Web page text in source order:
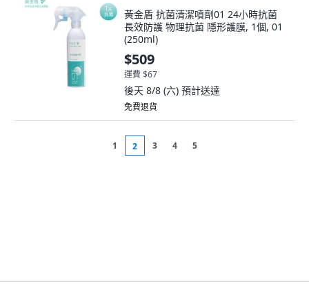
黃金盾 抗菌清潔噴劑01 24小時抗菌
長效防護 物理抗菌 隱形護膜, 1個, 01
(250ml)
$509
運費 $67
後天 8/8 (六) 預計送達
免費退貨
1 2 3 4 5